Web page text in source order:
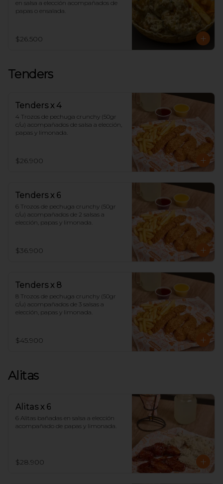
en salsa a elección acompañados de
papas o ensalada.
$26.500
Tenders
Tenders x 4
4 Trozos de pechuga crunchy (50gr
c/u) acompañados de salsa a elección,
papas y limonada.
$26.900
Tenders x 6
6 Trozos de pechuga crunchy (50gr
c/u) acompañados de 2 salsas a
elección, papas y limonada.
$36.900
Tenders x 8
8 Trozos de pechuga crunchy (50gr
c/u) acompañados de 3 salsas a
elección, papas y limonada.
$45.900
Alitas
Alitas x 6
6 Alitas bañadas en salsa a elección
acompañado de papas y limonada.
$28.900